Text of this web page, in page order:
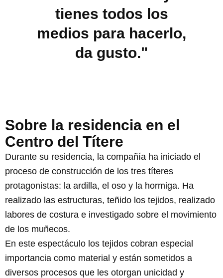
tienes todos los
medios para hacerlo,
da gusto."
Sobre la residencia en el
Centro del Títere
Durante su residencia, la compañía ha iniciado el
proceso de construcción de los tres títeres
protagonistas: la ardilla, el oso y la hormiga. Ha
realizado las estructuras, teñido los tejidos, realizado
labores de costura e investigado sobre el movimiento
de los muñecos.
En este espectáculo los tejidos cobran especial
importancia como material y están sometidos a
diversos procesos que les otorgan unicidad y